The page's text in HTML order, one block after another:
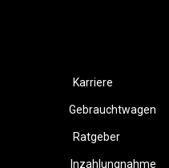
Karriere
Gebrauchtwagen
Ratgeber
Inzahlungnahme